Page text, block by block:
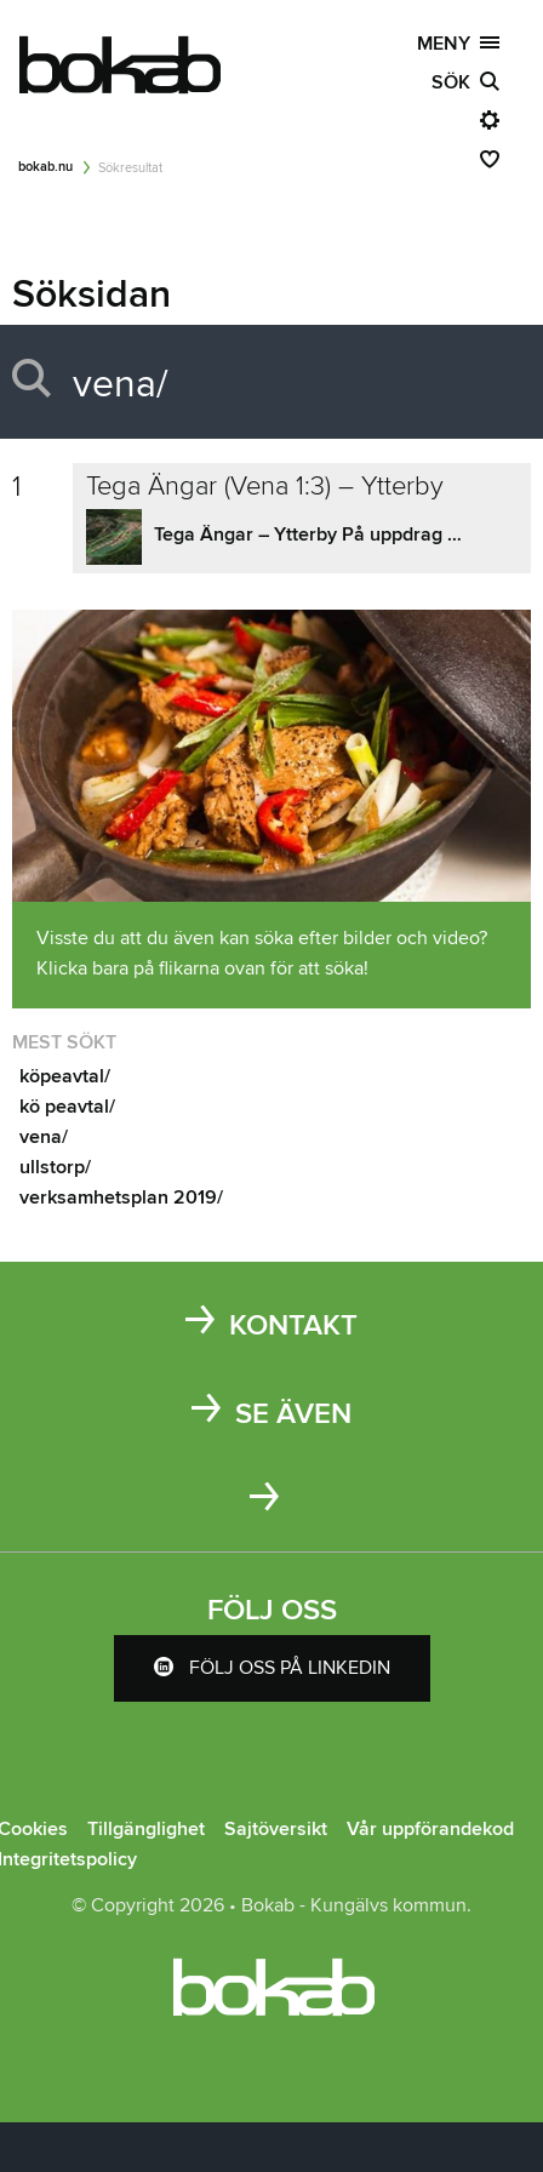
MENY
SÖK
bokab.nu Sökresultat
Söksidan
1 Tega Ängar (Vena 1:3) – Ytterby
Tega Ängar – Ytterby På uppdrag av Kungälvs kommun erbjöd Bokab 14 villatomter till försäljning i Ytterby, Tega Ängar. Tomterna förmedlades genom kommunens/Bokabs
Visste du att du även kan söka efter bilder och video?
Klicka bara på flikarna ovan för att söka!
MEST SÖKT
köpeavtal/
kö peavtal/
vena/
ullstorp/
verksamhetsplan 2019/
KONTAKT
SE ÄVEN
Kungälv energi
FÖLJ OSS
FÖLJ OSS PÅ LINKEDIN
Tillgänglighet Sajtöversikt
Vår uppförandekod
© Copyright 2026 • Bokab - Kungälvs kommun.